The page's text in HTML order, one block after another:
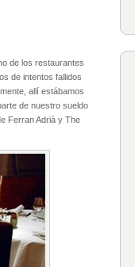
de los restaurantes
de intentos fallidos
allí estábamos
de nuestro sueldo
Ferran Adrià y The